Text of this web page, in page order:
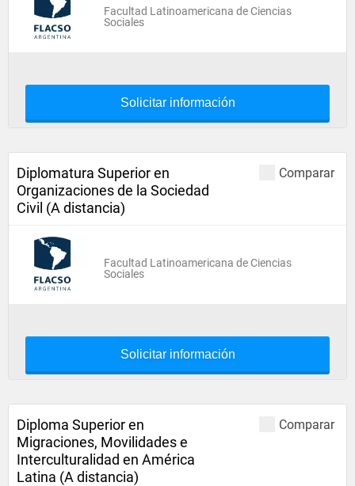
Facultad Latinoamericana de Ciencias
Sociales
Solicitar información
Comparar
Diplomatura Superior en
Organizaciones de la Sociedad
Civil (A distancia)
Facultad Latinoamericana de Ciencias
Sociales
Solicitar información
Comparar
Diploma Superior en
Migraciones, Movilidades e
Interculturalidad en América
Latina (A distancia)